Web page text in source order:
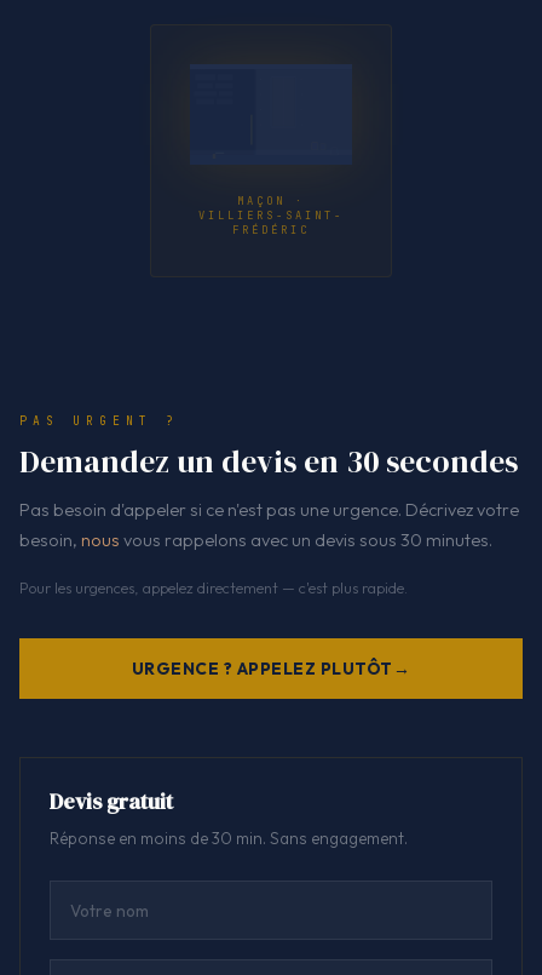
MAÇON ·
VILLIERS-SAINT-
FRÉDÉRIC
PAS URGENT ?
Demandez un devis en 30 secondes
Pas besoin d'appeler si ce n'est pas une urgence. Décrivez votre
besoin, nous vous rappelons avec un devis sous 30 minutes.
Pour les urgences, appelez directement — c'est plus rapide.
URGENCE ? APPELEZ PLUTÔT
Devis gratuit
Réponse en moins de 30 min. Sans engagement.